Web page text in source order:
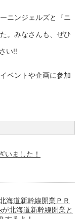
ニンジェルズと『ニ
。みなさんも、ぜひ
い!!
ベントや企画に参加
いました！
海道新幹線開業ＰＲ
北海道新幹線開業と